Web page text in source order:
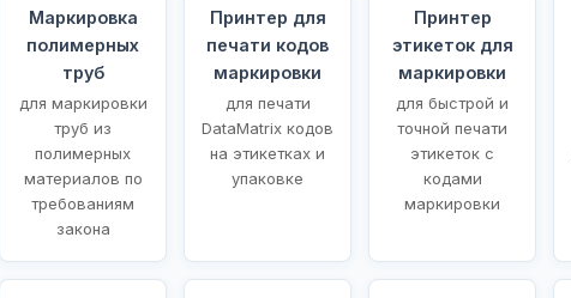
Маркировка
полимерных
труб
для маркировки
труб из
полимерных
материалов по
требованиям
закона
Принтер для
печати кодов
маркировки
для печати
DataMatrix кодов
на этикетках и
упаковке
Принтер
этикеток для
маркировки
для быстрой и
точной печати
этикеток с
кодами
маркировки